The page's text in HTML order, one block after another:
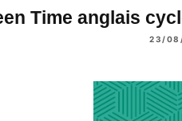
Time anglais
23/